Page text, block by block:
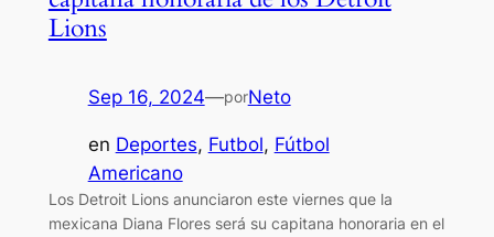
Lions
Sep 16, 2024—porNeto
en Deportes, Futbol, Fútbol
Americano
Los Detroit Lions anunciaron este viernes que la
mexicana Diana Flores será su capitana honoraria en el